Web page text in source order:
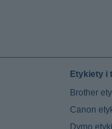
Etykiety i
Brother
Canon
Dymo